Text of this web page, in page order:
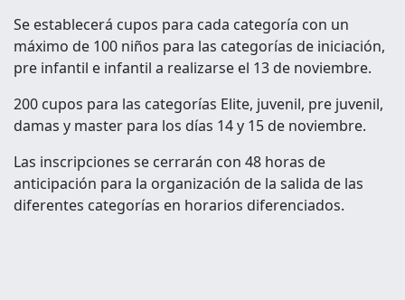
Se establecerá cupos para cada categoría con un
máximo de 100 niños para las categorías de iniciación,
pre infantil e infantil a realizarse el 13 de noviembre.
200 cupos para las categorías Elite, juvenil, pre juvenil,
damas y master para los días 14 y 15 de noviembre.
Las inscripciones se cerrarán con 48 horas de
anticipación para la organización de la salida de las
diferentes categorías en horarios diferenciados.